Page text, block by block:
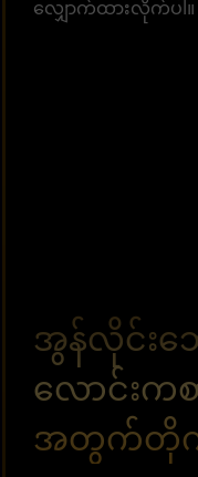
လျှောက်ထားလိုက်ပါ။
အွန်လိုင်းဘ
လောင်းကစ
အတွက်တို